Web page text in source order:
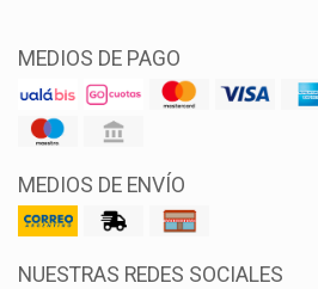
MEDIOS DE PAGO
MEDIOS DE ENVÍO
NUESTRAS REDES SOCIALES